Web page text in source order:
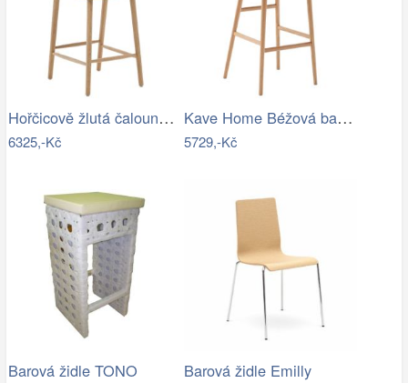
Hořčicově žlutá čalouněná barová židle…
6325,-Kč
Kave Home Béžová barová židle Ciselia…
5729,-Kč
Barová židle TONO Barová židle Emilly